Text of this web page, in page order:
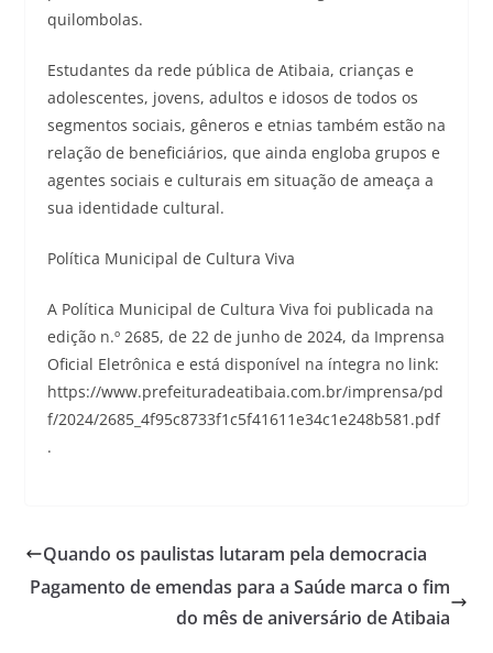
quilombolas.
Estudantes da rede pública de Atibaia, crianças e
adolescentes, jovens, adultos e idosos de todos os
segmentos sociais, gêneros e etnias também estão na
relação de beneficiários, que ainda engloba grupos e
agentes sociais e culturais em situação de ameaça a
sua identidade cultural.
Política Municipal de Cultura Viva
A Política Municipal de Cultura Viva foi publicada na
edição n.º 2685, de 22 de junho de 2024, da Imprensa
Oficial Eletrônica e está disponível na íntegra no link:
https://www.prefeituradeatibaia.com.br/imprensa/pd
f/2024/2685_4f95c8733f1c5f41611e34c1e248b581.pdf
.
Quando os paulistas lutaram pela democracia
Pagamento de emendas para a Saúde marca o fim
do mês de aniversário de Atibaia